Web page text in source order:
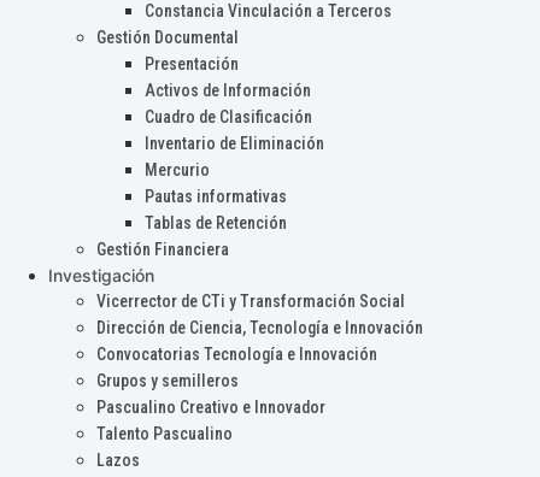
Constancia Vinculación a Terceros
Gestión Documental
Presentación
Activos de Información
Cuadro de Clasificación
Inventario de Eliminación
Mercurio
Pautas informativas
Tablas de Retención
Gestión Financiera
Investigación
Vicerrector de CTi y Transformación Social
Dirección de Ciencia, Tecnología e Innovación
Convocatorias Tecnología e Innovación
Grupos y semilleros
Pascualino Creativo e Innovador
Talento Pascualino
Lazos